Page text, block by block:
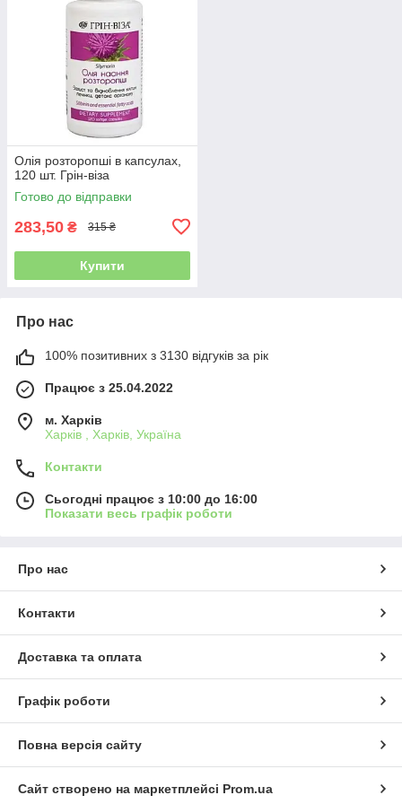
Олія розторопші в капсулах,
120 шт. Грін-віза
Готово до відправки
283,50 ₴ 315 ₴
Купити
Про нас
100% позитивних з 3130 відгуків за рік
Працює з 25.04.2022
м. Харків
Харків , Харків, Україна
Контакти
Сьогодні працює з 10:00 до 16:00
Показати весь графік роботи
Про нас
Контакти
Доставка та оплата
Графік роботи
Повна версія сайту
Сайт створено на маркетплейсі Prom.ua